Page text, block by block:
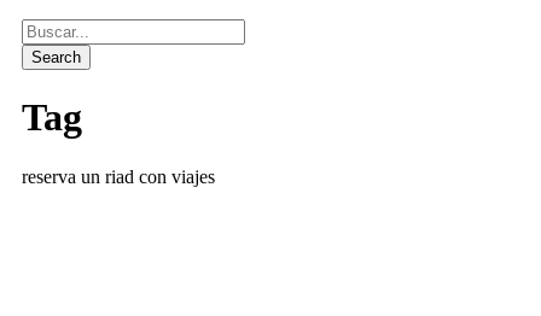
Tag
reserva un riad con viajes